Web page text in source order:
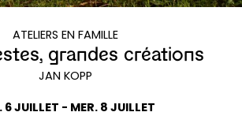
ATELIERS EN FAMILLE
grandes créations
JAN KOPP
6 JUILLET - MER. 8 JUILLET